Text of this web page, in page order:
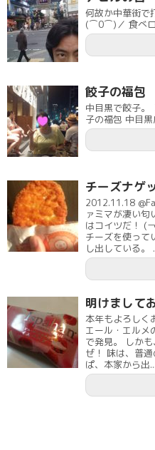
何故か中華街で
(⌒0⌒)／ 食べ
餃子の福包
中目黒で餃子
子の福包 中目黒
チーズナゲ
2012.11.18
ァミマが凄い匂
はコイツだ！ (
チーズを使って
し出している。
明けまして
本年もよろしく
エール・エルメ
で発見。 しか
ぜ！ 味は、普
ぱ、本家から出...